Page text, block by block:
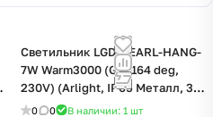
Светильник LGD-PEARL-HANG-
7W Warm3000 (GR, 164 deg,
230V) (Arlight, IP65 Металл, 3
года)
0 0 В наличии: 1 шт